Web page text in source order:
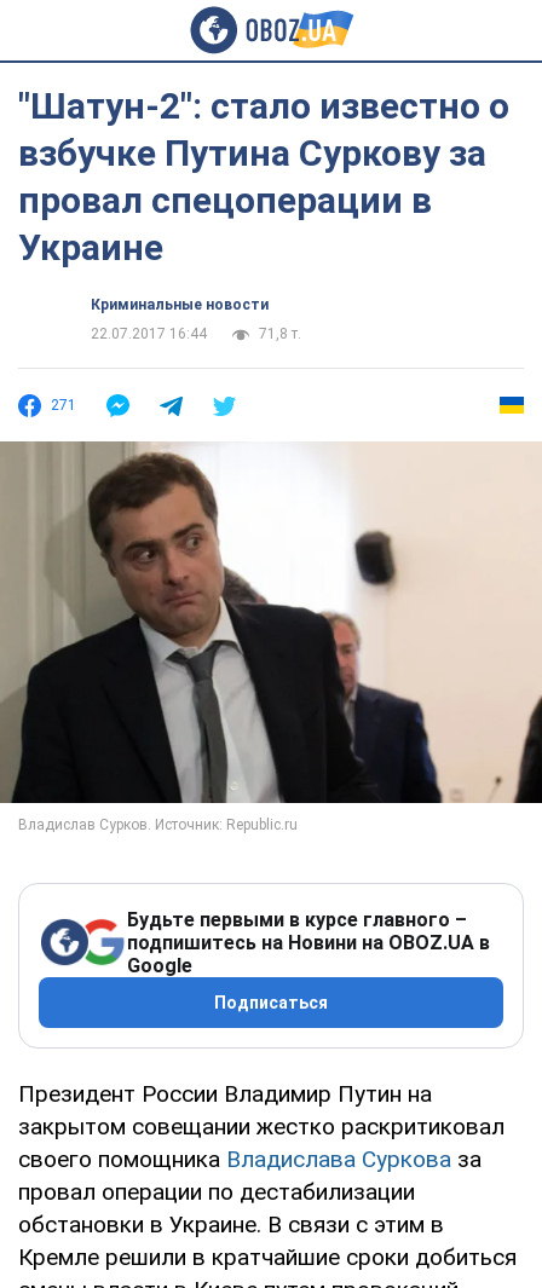
"Шатун-2": стало известно о
взбучке Путина Суркову за
провал спецоперации в
Украине
Криминальные новости
22.07.2017 16:44
71,8 т.
271
Будьте первыми в курсе главного –
подпишитесь на Новини на OBOZ.UA в
Google
Подписаться
Президент России Владимир Путин на
закрытом совещании жестко раскритиковал
своего помощника Владислава Суркова за
провал операции по дестабилизации
обстановки в Украине. В связи с этим в
Кремле решили в кратчайшие сроки добиться